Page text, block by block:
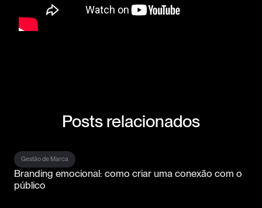
Posts relacionados
Gestão de Marca
Branding emocional: como criar uma conexão com o
público